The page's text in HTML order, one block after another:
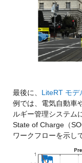
最後に、 LiteRT モデ
例では、電気自動車
ルギー管理システム
State of Charge（
ワークフローを示し